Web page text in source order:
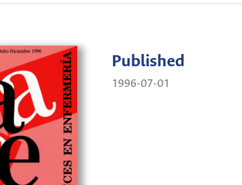
Published
1996-07-01